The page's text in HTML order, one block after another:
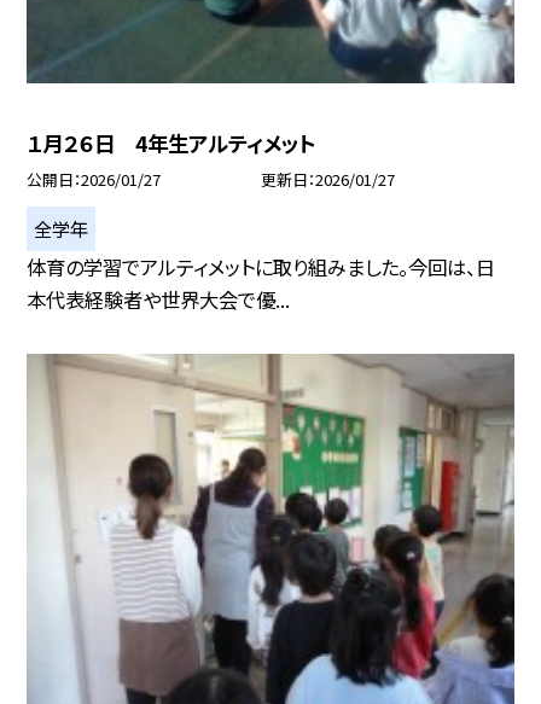
１月２６日 4年生アルティメット
公開日 2026/01/27 更新日 2026/01/27
全学年
体育の学習でアルティメットに取り組みました。今回は、日
本代表経験者や世界大会で優...